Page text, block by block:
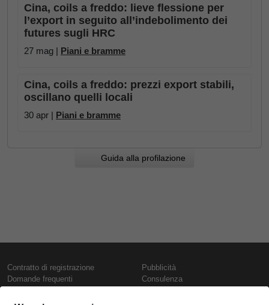
Cina, coils a freddo: lieve flessione per
l’export in seguito all’indebolimento dei
futures sugli HRC
27 mag | Piani e bramme
Cina, coils a freddo: prezzi export stabili,
oscillano quelli locali
30 apr | Piani e bramme
Guida alla profilazione
Contratto di registrazione
Domande frequenti
Presentazione
Pubblicità
Consulenza